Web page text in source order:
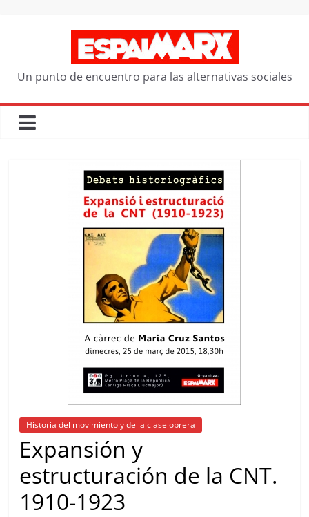
Un punto de encuentro para las alternativas sociales
Historia del movimiento y de la clase obrera
Expansión y
estructuración de la CNT.
1910-1923